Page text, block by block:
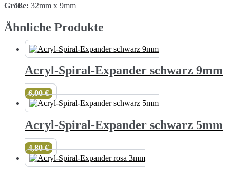
Größe: 32mm x 9mm
Ähnliche Produkte
Acryl-Spiral-Expander schwarz 9mm
6,00€
Acryl-Spiral-Expander schwarz 5mm
4,80€